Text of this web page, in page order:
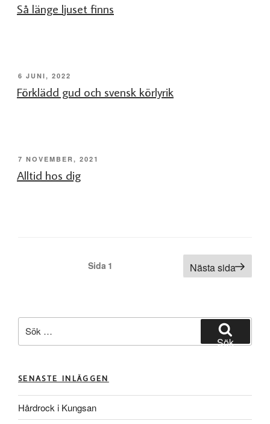
Så länge ljuset finns
PUBLICERAT
6 JUNI, 2022
Förklädd gud och svensk körlyrik
PUBLICERAT
7 NOVEMBER, 2021
Alltid hos dig
Sida 1 Nästa sida
efter:
Sök
SENASTE INLÄGGEN
Hårdrock i Kungsan